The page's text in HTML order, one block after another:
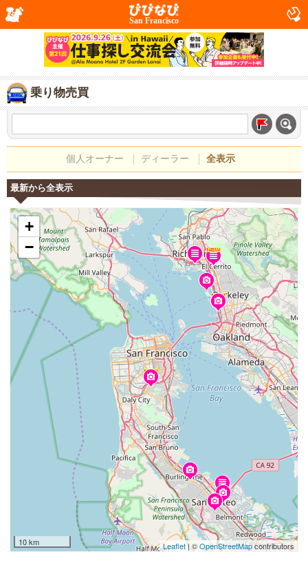
San Francisco
乗り物売買
個人オーナー ディーラー 全表示
最新から全表示
+
−
10 km Leaflet| ©OpenStreetMapcontributors